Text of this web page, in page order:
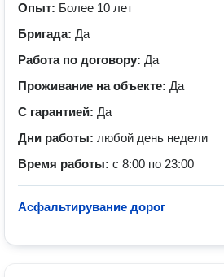
Опыт: Более 10 лет
Бригада: Да
Работа по договору: Да
Проживание на объекте: Да
С гарантией: Да
Дни работы: любой день недели
Время работы: с 8:00 по 23:00
Асфальтирувание дорог